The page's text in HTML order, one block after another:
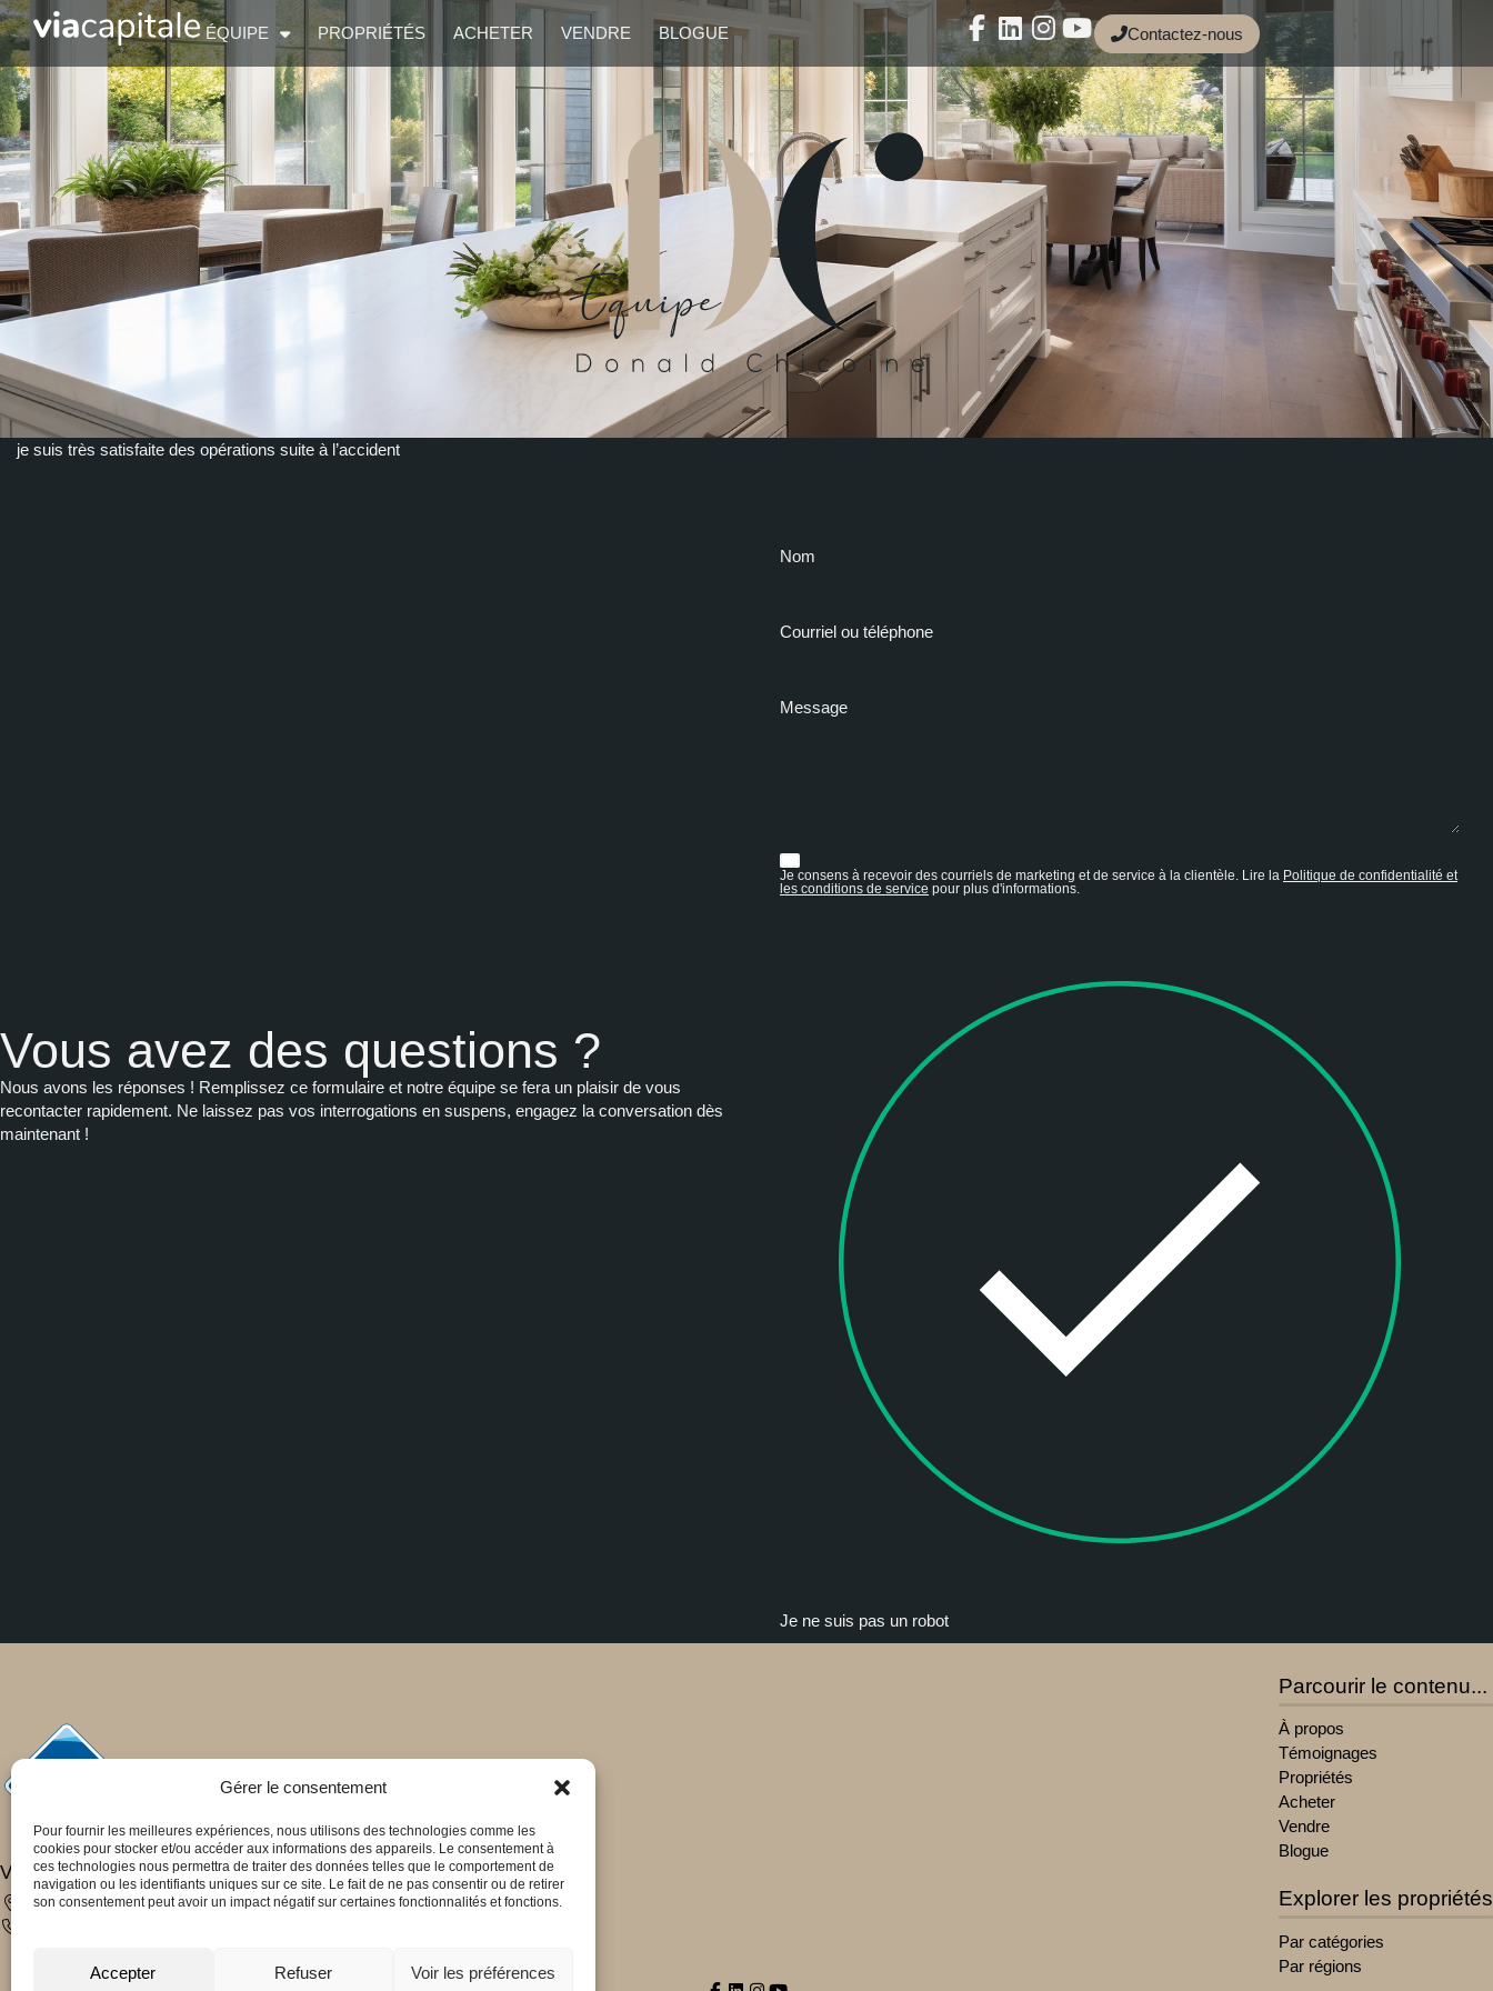
Gérer le consentement
Pour fournir les meilleures expériences, nous utilisons des technologies comme les
cookies pour stocker et/ou accéder aux informations des appareils. Le consentement à
ces technologies nous permettra de traiter des données telles que le comportement de
navigation ou les identifiants uniques sur ce site. Le fait de ne pas consentir ou de retirer
son consentement peut avoir un impact négatif sur certaines fonctionnalités et fonctions.
Accepter Refuser Voir les préférences
ÉQUIPE PROPRIÉTÉS ACHETER VENDRE BLOGUE Contactez-nous
je suis très satisfaite des opérations suite à l’accident
Vous avez des questions ?
Nous avons les réponses ! Remplissez ce formulaire et notre équipe se fera un plaisir de vous
recontacter rapidement. Ne laissez pas vos interrogations en suspens, engagez la conversation dès
maintenant !
Nom
Courriel ou téléphone
Message
Je consens à recevoir des courriels de marketing et de service à la clientèle. Lire la Politique de confidentialité et
les conditions de service pour plus d'informations.
Je ne suis pas un robot
VIA CAPITALE EXPERTISE DC\GF
117 chemin des Anglais, Mascouche J7L 3N7
Parcourir le contenu...
À propos
Témoignages
Propriétés
Acheter
Vendre
Blogue
Explorer les propriétés
Par catégories
Par régions